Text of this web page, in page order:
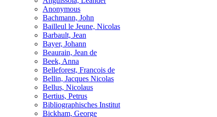
Anonymous
Bachmann, John
Bailleul le Jeune, Nicolas
Barbault, Jean
Bayer, Johann
Beaurain, Jean de
Beek, Anna
Belleforest, Francois de
Bellin, Jacques Nicolas
Bellus, Nicolaus
Bertius, Petrus
Bibliographisches Institut
Bickham, George